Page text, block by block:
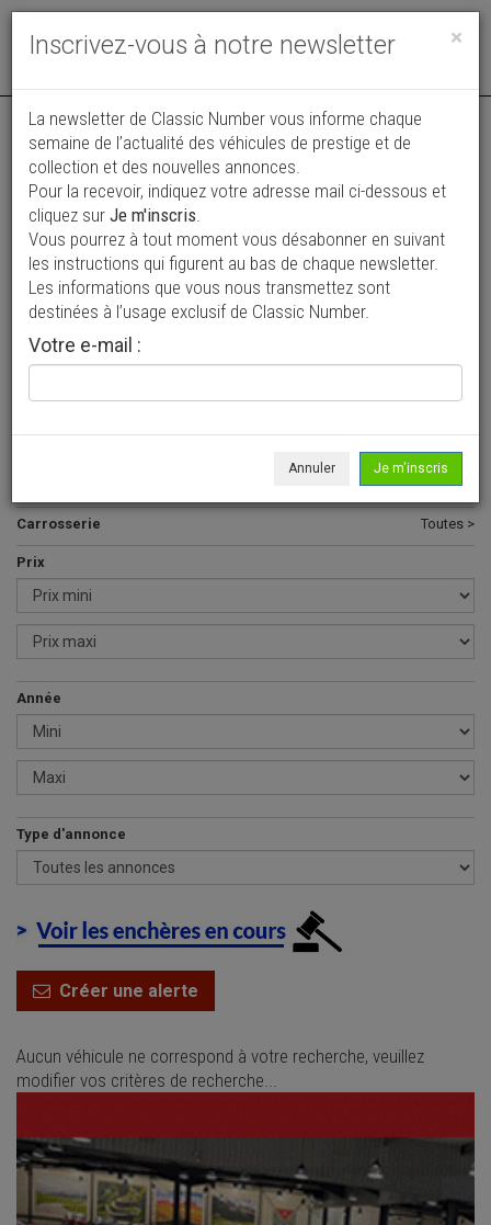
Toggle
Vos annonces vues par
plus de 4 millions de collectionneurs
Ajouter une annonce
> Rechercher un véhicule
Tous >
Carrosserie Toutes >
Prix
Année
Type d'annonce
Créer une alerte
Aucun véhicule ne correspond à votre recherche, veuillez
modifier vos critères de recherche...
×
Inscrivez-vous à notre newsletter
La newsletter de Classic Number vous informe chaque
semaine de l’actualité des véhicules de prestige et de
collection et des nouvelles annonces.
Pour la recevoir, indiquez votre adresse mail ci-dessous et
cliquez sur Je m'inscris.
Vous pourrez à tout moment vous désabonner en suivant
les instructions qui figurent au bas de chaque newsletter.
Les informations que vous nous transmettez sont
destinées à l’usage exclusif de Classic Number.
Votre e-mail :
Annuler Je m'inscris